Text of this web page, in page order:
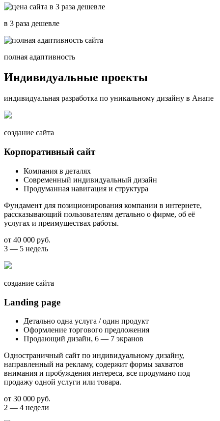
в 3 раза дешевле
полная адаптивность
Индивидуальные проекты
индивидуальная разработка по уникальному дизайну в Анапе
создание сайта
Корпоративный сайт
Компания в деталях
Современный индивидуальный дизайн
Продуманная навигация и структура
Фундамент для позиционирования компании в интернете,
рассказывающий пользователям детально о фирме, об её
услугах и преимуществах работы.
от 40 000 руб.
3 — 5 недель
создание сайта
Landing page
Детально одна услуга / один продукт
Оформление торгового предложения
Продающий дизайн, 6 — 7 экранов
Одностраничный сайт по индивидуальному дизайну,
направленный на рекламу, содержит формы захватов
внимания и пробуждения интереса, все продумано под
продажу одной услуги или товара.
от 30 000 руб.
2 — 4 недели